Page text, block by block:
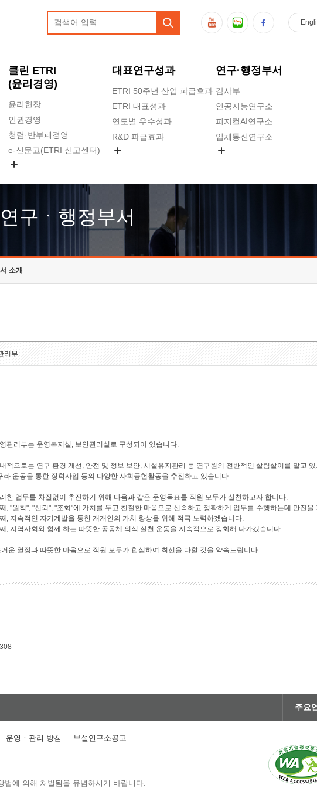
클린 ETRI
(윤리경영)
윤리헌장
인권경영
청렴·반부패경영
e-신문고(ETRI 신고센터)
고객의소리
수의계약 현황
대표연구성과
ETRI 50주년 산업 파급효과
ETRI 대표성과
연도별 우수성과
R&D 파급효과
연구·행정부서
감사부
인공지능연구소
피지컬AI연구소
입체통신연구소
호남권연구본부
기획본부
En
연구ㆍ행정부서
소개
리부
관리부는 운영복지실, 보안관리실로 구성되어 있습니다.
적으로는 연구 환경 개선, 안전 및 정보 보안, 시설유지관리 등 연구원의 전반적인 살림살이를 맡고
좌 운동을 통한 장학사업 등의 다양한 사회공헌활동을 추진하고 있습니다.
한 업무를 차질없이 추진하기 위해 다음과 같은 운영목표를 직원 모두가 실천하고자 합니다.
, "원칙", "신뢰", "조화"에 가치를 두고 친절한 마음으로 신속하고 정확하게 업무를 수행하는데 만전을
, 지속적인 자기계발을 통한 개개인의 가치 향상을 위해 적극 노력하겠습니다.
, 지역사회와 함께 하는 따뜻한 공동체 의식 실천 운동을 지속적으로 강화해 나가겠습니다.
운 열정과 따뜻한 마음으로 직원 모두가 합심하여 최선을 다할 것을 약속드립니다.
주요
운영ㆍ관리 방침 부설연구소공고
에 의해 처벌됨을 유념하시기 바랍니다.